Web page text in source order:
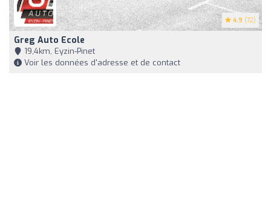
4.9 (72)
Greg Auto Ecole
19,4km, Eyzin-Pinet
Voir les données d'adresse et de contact